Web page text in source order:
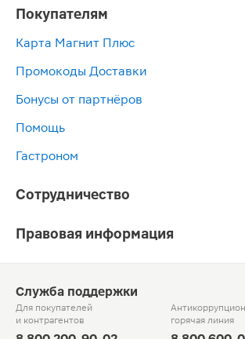
Покупателям
Карта Магнит Плюс
Промокоды Доставки
Бонусы от партнёров
Помощь
Гастроном
Сотрудничество
Правовая информация
Служба поддержки
Для покупателей
и контрагентов
горячая линия